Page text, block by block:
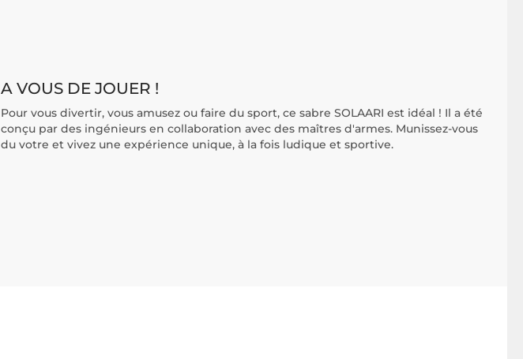
A VOUS DE JOUER !
Pour vous divertir, vous amusez ou faire du sport, ce sabre SOLAARI est idéal ! Il a été
conçu par des ingénieurs en collaboration avec des maîtres d'armes. Munissez-vous
du votre et vivez une expérience unique, à la fois ludique et sportive.